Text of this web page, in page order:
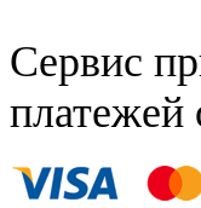
Сервис
платежей